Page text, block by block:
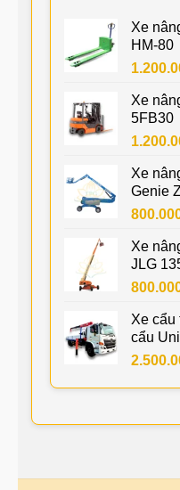
Xe
HM-80
Xe
5FB30
Xe
Genie
Xe
JLG
Xe cẩu
cẩu